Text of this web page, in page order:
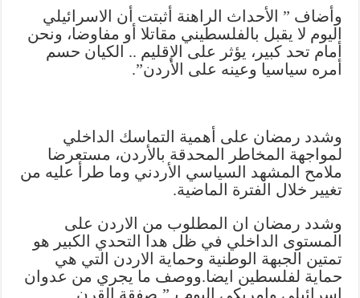
وأضاف ” الأحداث الراهنة أثبتت أن الاسرائيلي
اليوم لا يقبل بالفلسطيني مقاتلا أو مفاوضا، ونحن
أمام تحد كبير، يؤثر على الإقليم .. الكيان حسم
أمره سياسيا وعينه على الأردن”.
وشدد رمضان على أهمية التماسك الداخلي
لمواجهة المخاطر المحدقة بالأردن، مستعرضا
ملامح المشهد السياسي الأردني وما طرأ عليه من
تغيير خلال الفترة الماضية.
وشدد رمضان ان المطلوب من الاردن على
المستوى الداخلي في ظل هدا التحدي الكبير هو
تمتين الجبهة الوطنية وحماية الاردن التي هي
حماية لفلسطين ايضا.ووصف ما يجري من عدوان
اسرائيلي وامريكي اليوم بـ”ـصفقة القرن